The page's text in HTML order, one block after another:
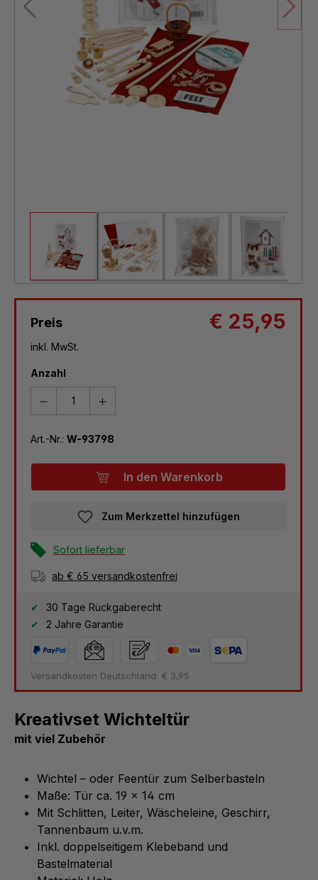
Preis € 25,95
inkl. MwSt.
Anzahl
Art.-Nr.: W-93798
In den Warenkorb
Zum Merkzettel hinzufügen
Sofort lieferbar
ab € 65 versandkostenfrei
30 Tage Rückgaberecht
2 Jahre Garantie
Versandkosten Deutschland: € 3,95
Kreativset Wichteltür
mit viel Zubehör
Wichtel – oder Feentür zum Selberbasteln
Maße: Tür ca. 19 x 14 cm
Mit Schlitten, Leiter, Wäscheleine, Geschirr,
Tannenbaum u.v.m.
Inkl. doppelseitigem Klebeband und
Bastelmaterial